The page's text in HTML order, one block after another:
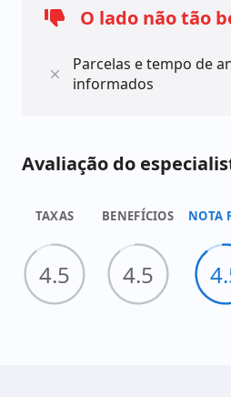
O lado não tão
Parcelas e tempo de
informados
Avaliação do
TAXAS
4.5
BENEFÍCIOS
4.5
NOTA